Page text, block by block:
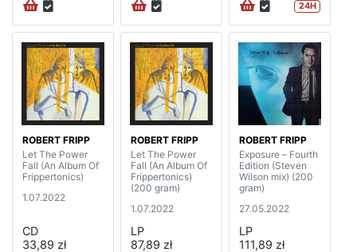
24H
ROBERT FRIPP
Let The Power
Fall (An Album Of
Frippertonics)
1.07.2022
CD
33,89 zł
ROBERT FRIPP
Let The Power
Fall (An Album Of
Frippertonics)
(200 gram)
1.07.2022
LP
87,89 zł
ROBERT FRIPP
Exposure – Fourth
Edition (Steven
Wilson mix) (200
gram)
27.05.2022
LP
111,89 zł